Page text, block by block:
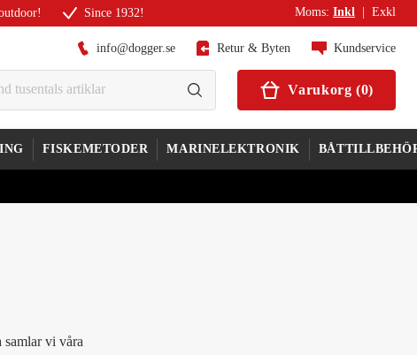
Since 1932! Moms: Inkl Exkl
info@dogger.se Retur & Byten Kundservice
Varukorg (0)
FISKEMETODER MARINELEKTRONIK
samlar vi våra